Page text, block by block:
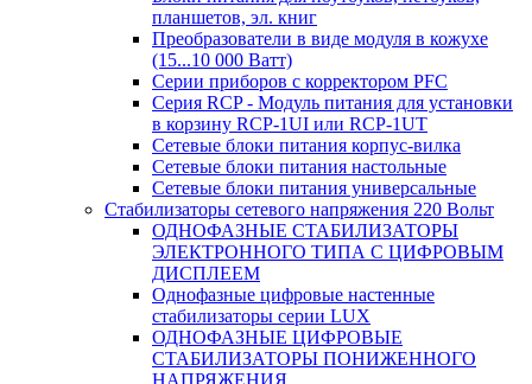
планшетов, эл. книг
Преобразователи в виде модуля в кожухе
(15...10 000 Ватт)
Серии приборов с корректором PFC
Серия RCP - Модуль питания для установки
в корзину RCP-1UI или RCP-1UT
Сетевые блоки питания корпус-вилка
Сетевые блоки питания настольные
Сетевые блоки питания универсальные
Стабилизаторы сетевого напряжения 220 Вольт
ОДНОФАЗНЫЕ СТАБИЛИЗАТОРЫ
ЭЛЕКТРОННОГО ТИПА С ЦИФРОВЫМ
ДИСПЛЕЕМ
Однофазные цифровые настенные
стабилизаторы серии LUX
ОДНОФАЗНЫЕ ЦИФРОВЫЕ
СТАБИЛИЗАТОРЫ ПОНИЖЕННОГО
НАПРЯЖЕНИЯ